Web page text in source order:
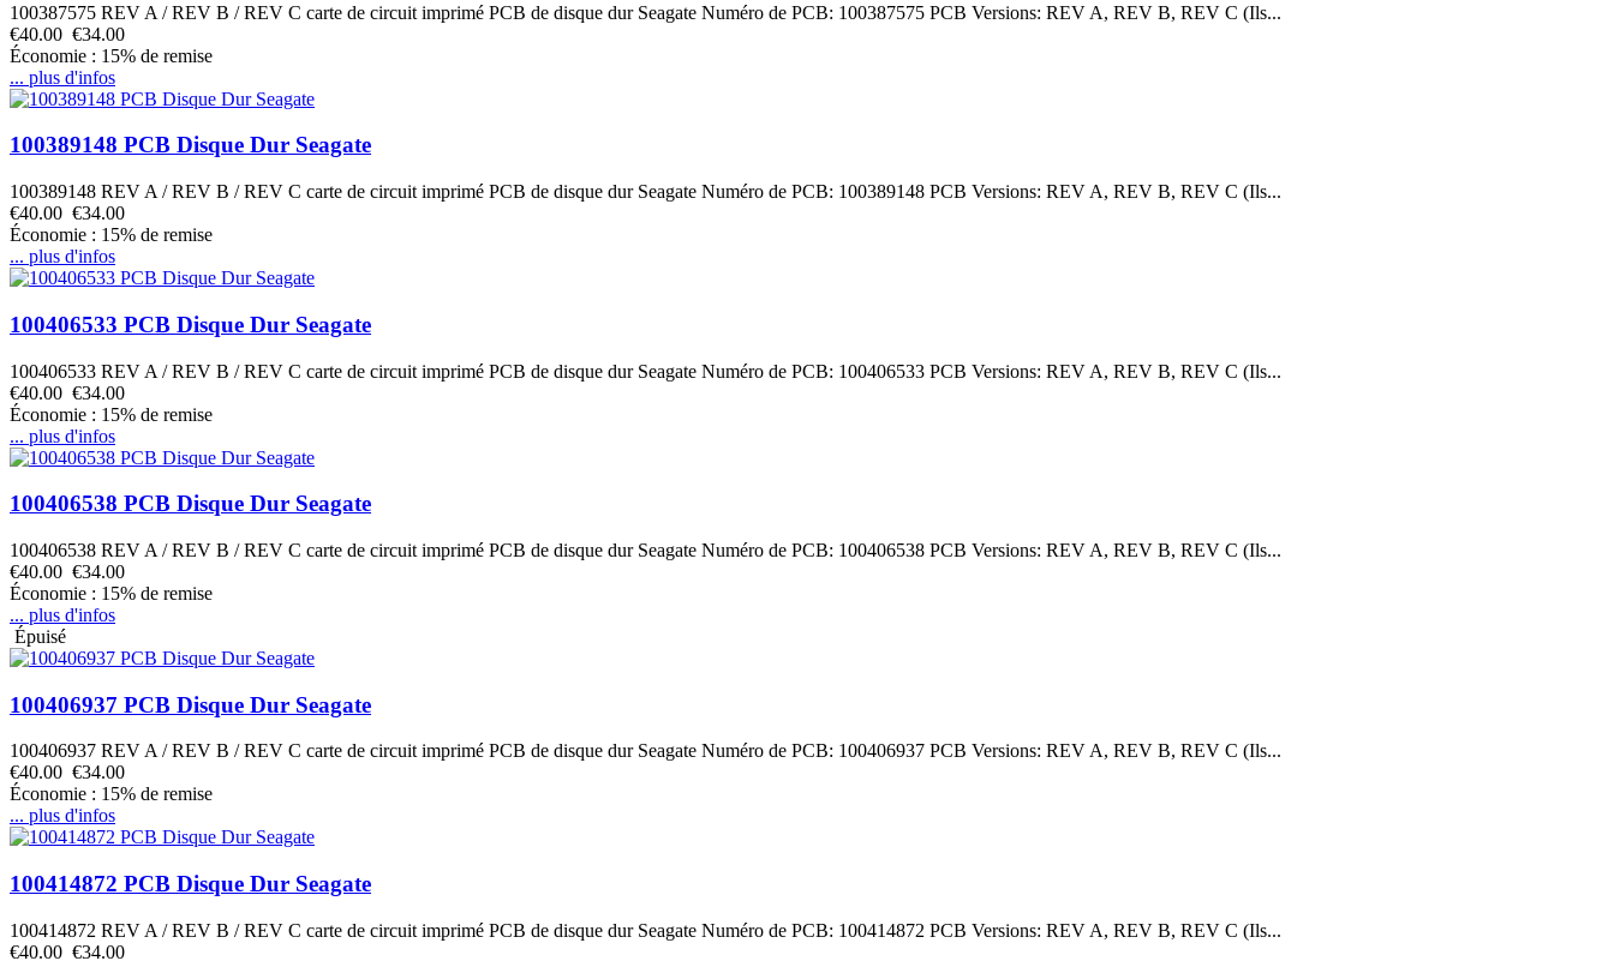
100387575 REV A / REV B / REV C carte de circuit imprimé PCB de disque dur Seagate Numéro de PCB: 100387575 PCB Versions: REV A, REV B, REV C (Ils...
€40.00 €34.00
Économie : 15% de remise
... plus d'infos
100389148 PCB Disque Dur Seagate
100389148 REV A / REV B / REV C carte de circuit imprimé PCB de disque dur Seagate Numéro de PCB: 100389148 PCB Versions: REV A, REV B, REV C (Ils...
€40.00 €34.00
Économie : 15% de remise
... plus d'infos
100406533 PCB Disque Dur Seagate
100406533 REV A / REV B / REV C carte de circuit imprimé PCB de disque dur Seagate Numéro de PCB: 100406533 PCB Versions: REV A, REV B, REV C (Ils...
€40.00 €34.00
Économie : 15% de remise
... plus d'infos
100406538 PCB Disque Dur Seagate
100406538 REV A / REV B / REV C carte de circuit imprimé PCB de disque dur Seagate Numéro de PCB: 100406538 PCB Versions: REV A, REV B, REV C (Ils...
€40.00 €34.00
Économie : 15% de remise
... plus d'infos
Épuisé
100406937 PCB Disque Dur Seagate
100406937 REV A / REV B / REV C carte de circuit imprimé PCB de disque dur Seagate Numéro de PCB: 100406937 PCB Versions: REV A, REV B, REV C (Ils...
€40.00 €34.00
Économie : 15% de remise
... plus d'infos
100414872 PCB Disque Dur Seagate
100414872 REV A / REV B / REV C carte de circuit imprimé PCB de disque dur Seagate Numéro de PCB: 100414872 PCB Versions: REV A, REV B, REV C (Ils...
€40.00 €34.00